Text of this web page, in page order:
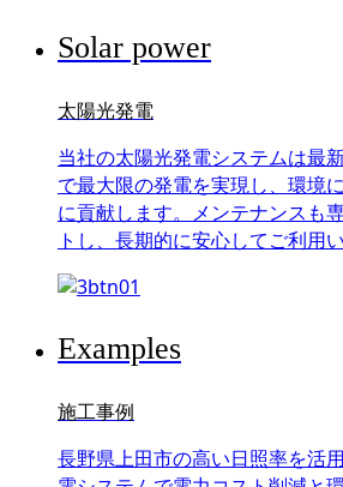
Solar power
太陽光発電
当社の太陽光発電システムは最
で最大限の発電を実現し、環境
に貢献します。メンテナンスも
トし、長期的に安心してご利用
Examples
施工事例
長野県上田市の高い日照率を活